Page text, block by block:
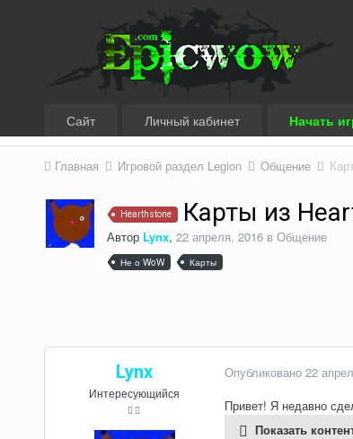
Сайт Личный кабинет Начать
Главная Игровой раздел Legion Общение
Hearthstone Карты из
Автор Lynx, 22 апреля, 2016в Общение
Не о WoW Карты
Lynx
Интересующийся
Опубликовано 22
Привет! Я недавно
Показать